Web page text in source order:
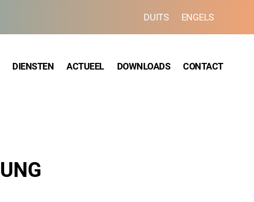
DUITS ENGELS
DIENSTEN ACTUEEL DOWNLOADS CONTACT